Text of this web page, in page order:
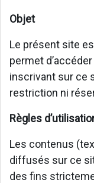
Objet
Le présent site
permet
inscrivant sur ce
restriction ni
Règles
Les contenus
diffusés sur ce
des fins